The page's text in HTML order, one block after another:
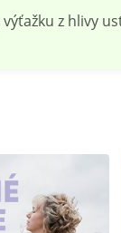
z hlivy